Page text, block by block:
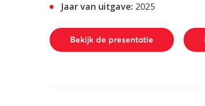
Jaar van uitgave: 2025
Bekijk de presentatie